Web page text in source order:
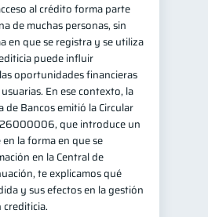
al crédito forma parte
de muchas personas, sin
en que se registra y se utiliza
puede influir
oportunidades financieras
En ese contexto, la
Bancos emitió la Circular
que introduce un
la forma en que se
en la Central de
te explicamos qué
y sus efectos en la gestión